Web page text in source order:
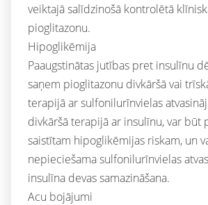
veiktajā salīdzinošā kontrolētā
pioglitazonu.
Hipoglikēmija
Paaugstinātas jutības pret insulīnu
saņem pioglitazonu divkāršā vai
terapijā ar sulfonilurīnvielas
divkāršā terapijā ar insulīnu, var būt
saistītam hipoglikēmijas riskam, un
nepieciešama sulfonilurīnvielas
insulīna devas samazināšana.
Acu bojājumi